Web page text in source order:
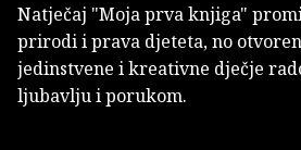
Natječaj "Moja prva knjiga"
prirodi i prava djeteta, no
jedinstvene i kreativne dječje
ljubavlju i porukom.